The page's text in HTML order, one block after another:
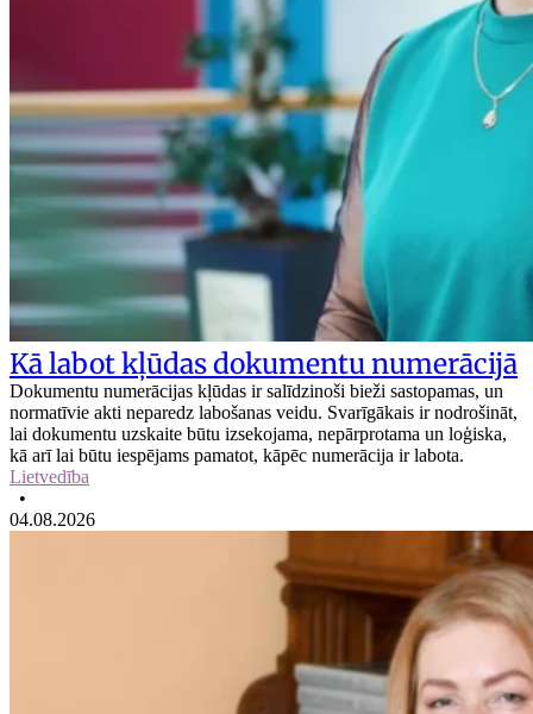
Kā labot kļūdas dokumentu numerācijā
Dokumentu numerācijas kļūdas ir salīdzinoši bieži sastopamas, un
normatīvie akti neparedz labošanas veidu. Svarīgākais ir nodrošināt,
lai dokumentu uzskaite būtu izsekojama, nepārprotama un loģiska,
kā arī lai būtu iespējams pamatot, kāpēc numerācija ir labota.
Lietvedība
•
04.08.2026